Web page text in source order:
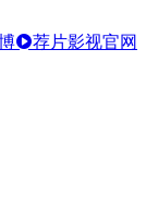
荐片影视官网